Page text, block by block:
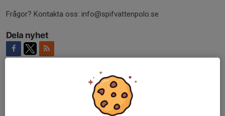
Frågor? Kontakta oss: info@spifvattenpolo.se
Dela nyhet